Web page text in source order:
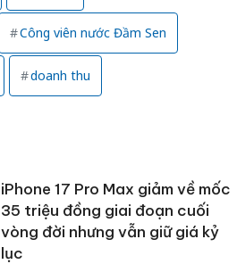
Công viên nước Đầm Sen
doanh thu
iPhone 17 Pro Max giảm về mốc
35 triệu đồng giai đoạn cuối
vòng đời nhưng vẫn giữ giá kỷ
lục